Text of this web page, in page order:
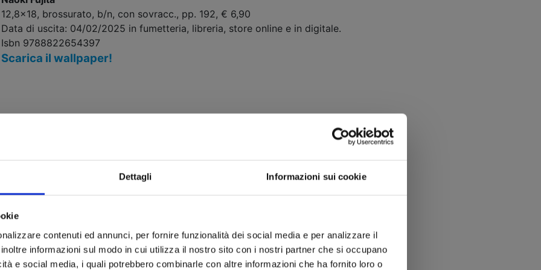
Dettagli Informazioni sui cookie
contenuti ed annunci, per fornire funzionalità dei social media e per analizzare il
informazioni sul modo in cui utilizza il nostro sito con i nostri partner che si occupano
e social media, i quali potrebbero combinarle con altre informazioni che ha fornito loro o
12,8x18, brossurato, b/n, con sovracc., pp. 192, € 6,90
Data di uscita: 04/02/2025 in fumetteria, libreria, store online e in digitale.
Isbn 9788822654397
Scarica il wallpaper!
SLEEPING ON THE PAPER SHIP n. 1 (Queer Label 11)